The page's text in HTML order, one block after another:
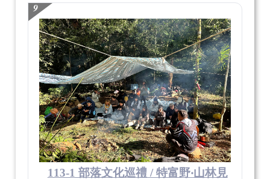
9
113-1 部落文化巡禮 / 特富野‧山林見